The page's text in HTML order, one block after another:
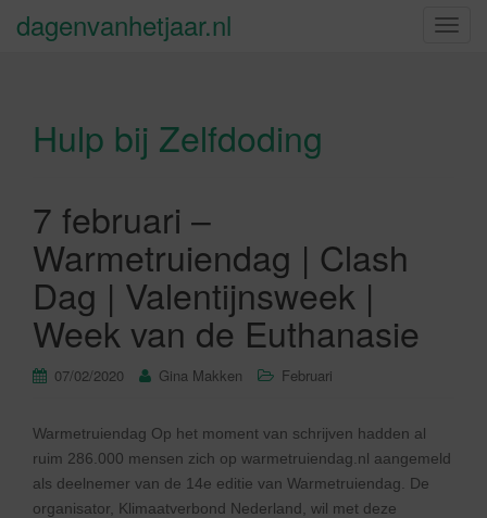
S
dagenvanhetjaar.nl
Hulp bij Zelfdoding
7 februari –
Warmetruiendag | Clash
Dag | Valentijnsweek |
Week van de Euthanasie
07/02/2020 Gina Makken Februari
Warmetruiendag Op het moment van schrijven hadden al
ruim 286.000 mensen zich op warmetruiendag.nl aangemeld
als deelnemer van de 14e editie van Warmetruiendag. De
organisator, Klimaatverbond Nederland, wil met deze